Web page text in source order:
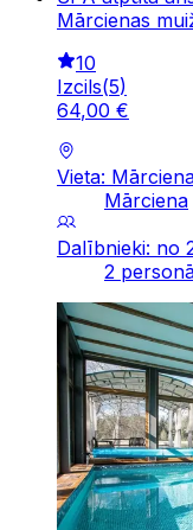
Mārcienas
10
Izcils(5)
64,00 €
Vieta:
Mārciena
Dalībnieki: no
2